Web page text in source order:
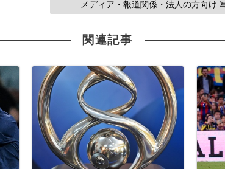
メディア・報道関係・法人の方向け
関連記事